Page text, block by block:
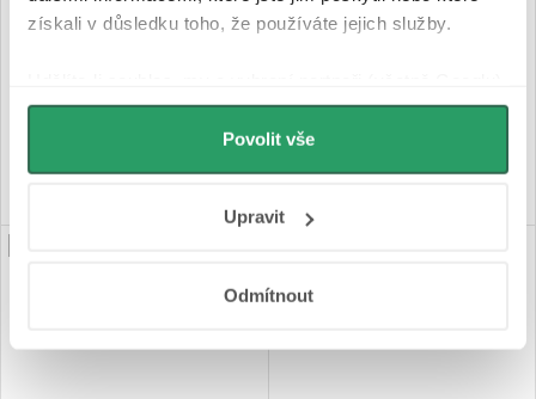
získali v důsledku toho, že používáte jejich služby.
můžeme používat cookies pro analytiku a
personalizovanou reklamu. Jak Google zpracovává
osobní údaje najdete na stránkách
Povolit vše
Upravit
Odmítnout
4 104 Kč 5 004 Kč